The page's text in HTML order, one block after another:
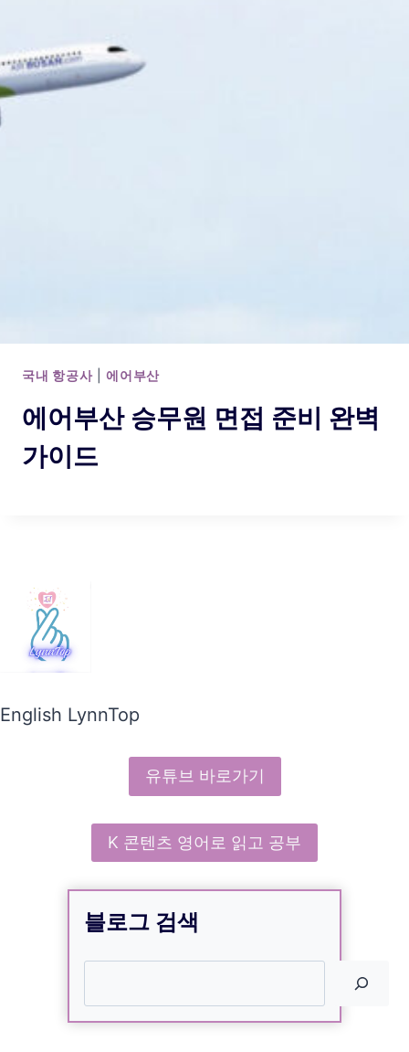
국내 항공사|에어부산
에어부산 승무원 면접 준비 완벽
가이드
English LynnTop
유튜브 바로가기
K 콘텐츠 영어로 읽고 공부
블로그 검색